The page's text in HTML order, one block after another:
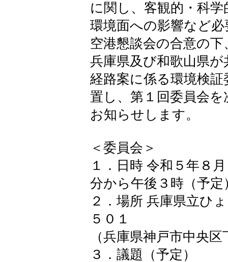
に関し、客観的・科
環境面への影響など
空港懇談会の合意の下
兵庫県及び和歌山県
経路案に係る環境検証
置し、第１回委員会
お知らせします。
＜委員会＞
１．日時 令和５年８
分から午後３時（予定
２．場所 兵庫県立ひ
５０１
（兵庫県神戸市中央
３．議題（予定）